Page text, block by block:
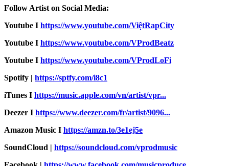
Follow Artist on Social Media:
Youtube I https://www.youtube.com/ViệtRapCity
Youtube I https://www.youtube.com/VProdBeatz
Youtube I https://www.youtube.com/VProdLoFi
Spotify | https://sptfy.com/i8c1
iTunes I https://music.apple.com/vn/artist/vpr...
Deezer I https://www.deezer.com/fr/artist/9096...
Amazon Music I https://amzn.to/3e1ej5e​
SoundCloud | https://soundcloud.com/vprodmusic